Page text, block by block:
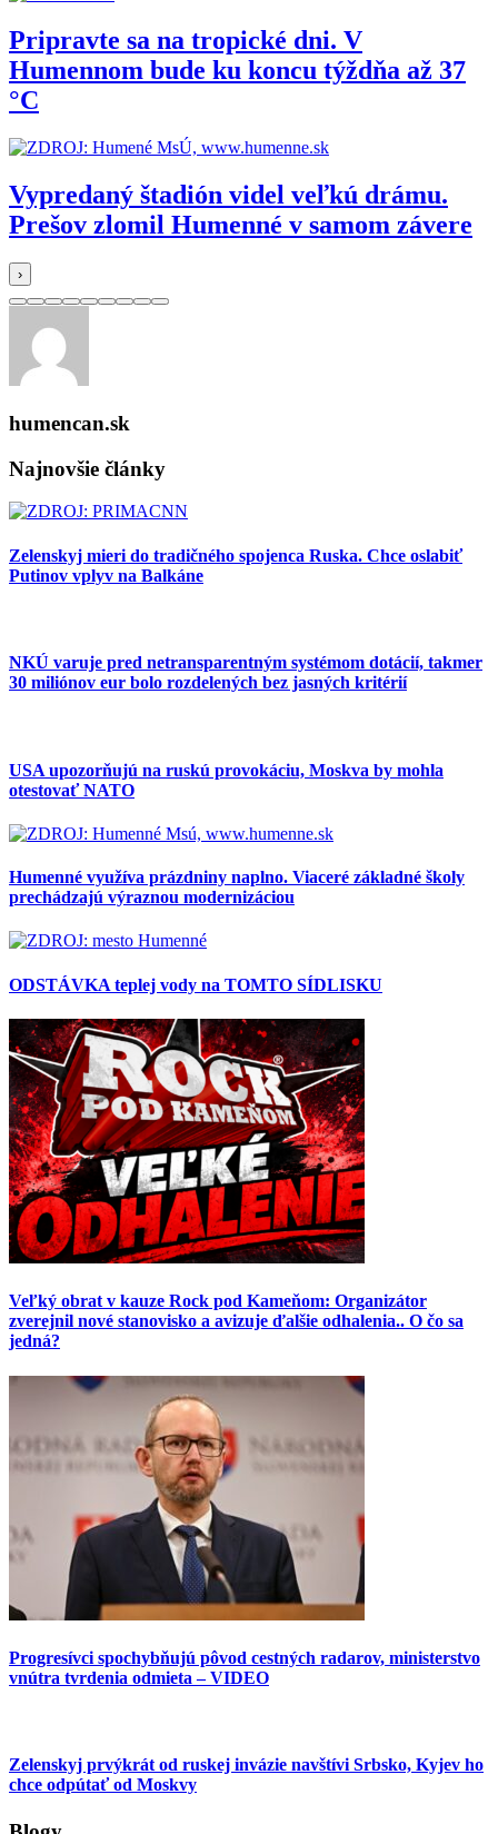
Pripravte sa na tropické dni. V
Humennom bude ku koncu týždňa až 37
°C
Vypredaný štadión videl veľkú drámu.
Prešov zlomil Humenné v samom závere
›
humencan.sk
Najnovšie články
Zelenskyj mieri do tradičného spojenca Ruska. Chce oslabiť
Putinov vplyv na Balkáne
NKÚ varuje pred netransparentným systémom dotácií, takmer
30 miliónov eur bolo rozdelených bez jasných kritérií
USA upozorňujú na ruskú provokáciu, Moskva by mohla
otestovať NATO
Humenné využíva prázdniny naplno. Viaceré základné školy
prechádzajú výraznou modernizáciou
ODSTÁVKA teplej vody na TOMTO SÍDLISKU
Veľký obrat v kauze Rock pod Kameňom: Organizátor
zverejnil nové stanovisko a avizuje ďalšie odhalenia.. O čo sa
jedná?
Progresívci spochybňujú pôvod cestných radarov, ministerstvo
vnútra tvrdenia odmieta – VIDEO
Zelenskyj prvýkrát od ruskej invázie navštívi Srbsko, Kyjev ho
chce odpútať od Moskvy